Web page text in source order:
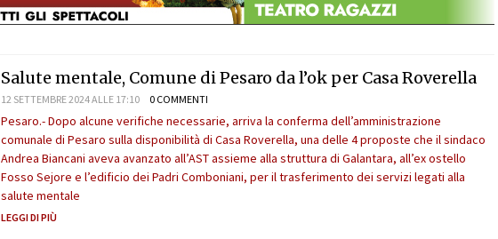
Salute mentale, Comune di Pesaro da l’ok per Casa Roverella
12 SETTEMBRE 2024 ALLE 17:10 0 COMMENTI
Pesaro.- Dopo alcune verifiche necessarie, arriva la conferma dell’amministrazione
comunale di Pesaro sulla disponibilità di Casa Roverella, una delle 4 proposte che il sindaco
Andrea Biancani aveva avanzato all’AST assieme alla struttura di Galantara, all’ex ostello
Fosso Sejore e l’edificio dei Padri Comboniani, per il trasferimento dei servizi legati alla
salute mentale
LEGGI DI PIÙ